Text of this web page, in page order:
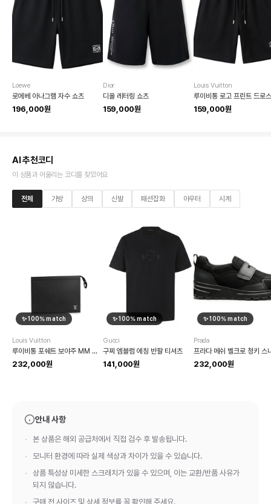
Loewe
로에베 아나그램 자수 쇼츠
196,000원
Dior
디올 레터링 쇼츠
159,000원
Louis Vuitton
159,000원
AI 추천코디
이 상품과 어울리는 코디를 찾았어요
전체 가방 상의 신발 패션잡화 아우터 시계
✨100% match
Louis Vuitton
루이비통 포쉐트 보야주 MM 클러치
232,000원
✨100% match
Gucci
구찌 엠블럼 에칭 반팔 티셔츠
141,000원
✨100% match
Prada
232,000원
안내 사항
본 상품은 해외 공급처에서 직접 검수 후 발송됩니다.
모니터 환경에 따라 실제 색상과 차이가 있을 수 있습니다.
상품 특성상 미세한 스크래치가 있을 수 있으며, 이는 교환/반품 사유가
되지 않습니다.
구매 전 사이즈 및 상세 정보를 꼭 확인해 주세요.